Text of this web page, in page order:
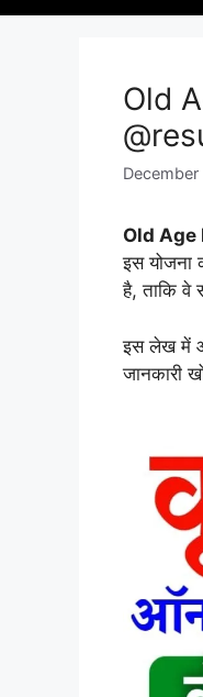
Old
Old Age
इस योजना
है, ताकि वे
इस लेख में
जानकारी